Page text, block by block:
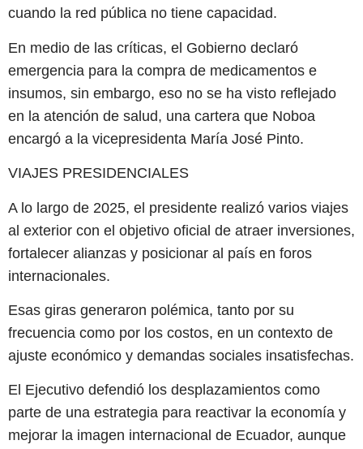
cuando la red pública no tiene capacidad.
En medio de las críticas, el Gobierno declaró
emergencia para la compra de medicamentos e
insumos, sin embargo, eso no se ha visto reflejado
en la atención de salud, una cartera que Noboa
encargó a la vicepresidenta María José Pinto.
VIAJES PRESIDENCIALES
A lo largo de 2025, el presidente realizó varios viajes
al exterior con el objetivo oficial de atraer inversiones,
fortalecer alianzas y posicionar al país en foros
internacionales.
Esas giras generaron polémica, tanto por su
frecuencia como por los costos, en un contexto de
ajuste económico y demandas sociales insatisfechas.
El Ejecutivo defendió los desplazamientos como
parte de una estrategia para reactivar la economía y
mejorar la imagen internacional de Ecuador, aunque